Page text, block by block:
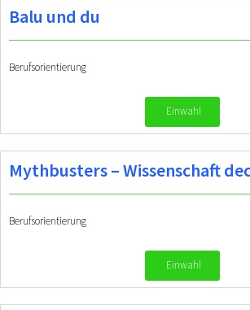
Balu und du
Berufsorientierung
Einwahl
Mythbusters – Wissenschaft
Berufsorientierung
Einwahl